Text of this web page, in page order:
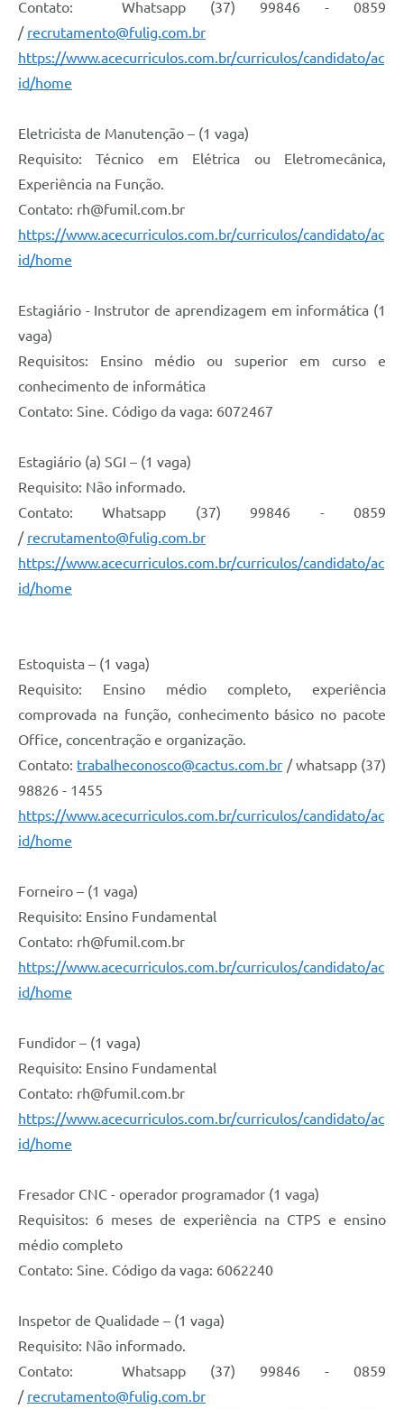
Contato: Whatsapp (37) 99846 - 0859
/ recrutamento@fulig.com.br
https://www.acecurriculos.com.br/curriculos/candidato/ac
id/home
Eletricista de Manutenção – (1 vaga)
Requisito: Técnico em Elétrica ou Eletromecânica,
Experiência na Função.
Contato: rh@fumil.com.br
https://www.acecurriculos.com.br/curriculos/candidato/ac
id/home
Estagiário - Instrutor de aprendizagem em informática (1
vaga)
Requisitos: Ensino médio ou superior em curso e
conhecimento de informática
Contato: Sine. Código da vaga: 6072467
Estagiário (a) SGI – (1 vaga)
Requisito: Não informado.
Contato: Whatsapp (37) 99846 - 0859
/ recrutamento@fulig.com.br
https://www.acecurriculos.com.br/curriculos/candidato/ac
id/home
Estoquista – (1 vaga)
Requisito: Ensino médio completo, experiência
comprovada na função, conhecimento básico no pacote
Office, concentração e organização.
Contato: trabalheconosco@cactus.com.br / whatsapp (37)
98826 - 1455
https://www.acecurriculos.com.br/curriculos/candidato/ac
id/home
Forneiro – (1 vaga)
Requisito: Ensino Fundamental
Contato: rh@fumil.com.br
https://www.acecurriculos.com.br/curriculos/candidato/ac
id/home
Fundidor – (1 vaga)
Requisito: Ensino Fundamental
Contato: rh@fumil.com.br
https://www.acecurriculos.com.br/curriculos/candidato/ac
id/home
Fresador CNC - operador programador (1 vaga)
Requisitos: 6 meses de experiência na CTPS e ensino
médio completo
Contato: Sine. Código da vaga: 6062240
Inspetor de Qualidade – (1 vaga)
Requisito: Não informado.
Contato: Whatsapp (37) 99846 - 0859
/ recrutamento@fulig.com.br